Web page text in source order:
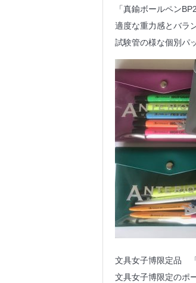
「真鍮ボールペンBP2
適度な重力感とバラ
試験管の様な個別パ
文具女子博限定品
文具女子博限定のポ